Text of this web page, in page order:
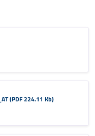
(PDF 224.11 Kb)